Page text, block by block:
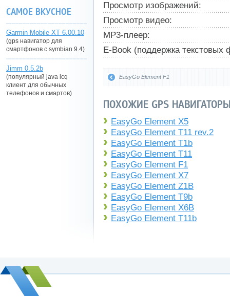
Просмотр изображений:
Просмотр видео:
MP3-плеер:
E-Book (поддержка текстовых
EasyGo Element F1
ПОХОЖИЕ GPS НАВИГАТОРЫ
EasyGo Element X5
EasyGo Element T11 rev.2
EasyGo Element T1b
EasyGo Element T11
EasyGo Element F1
EasyGo Element X7
EasyGo Element Z1B
EasyGo Element T9b
EasyGo Element X6B
EasyGo Element T11b
САМОЕ ВКУСНОЕ
Garmin Mobile XT 6.00.10
(gps навигатор для
смартфонов с symbian 9.4)
Jimm 0.5.2b
(популярный java icq
клиент для обычных
телефонов и смартов)